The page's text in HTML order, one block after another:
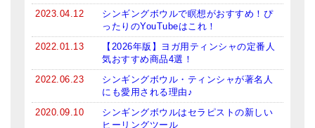
アウトレット
オリジナルグッズ
神々とつながるジュエリー
ヒーリング・マンダラポスター
ロゴステッカー・ポストカード各種
2023.04.12
シンギングボウルで瞑想がおすすめ！ぴ
ったりのYouTubeはこれ！
2022.01.13
【2026年版】ヨガ用ティンシャの定番人
気おすすめ商品4選！
2022.06.23
シンギングボウル・ティンシャが著名人
にも愛用される理由♪
2020.09.10
シンギングボウルはセラピストの新しい
ヒーリングツール